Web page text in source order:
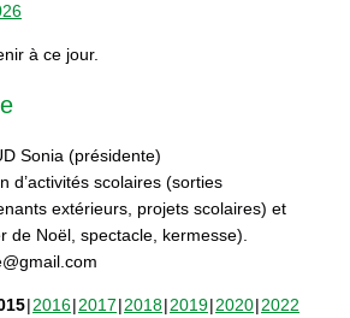
à ce jour.
Sonia (présidente)
d’activités scolaires (sorties
extérieurs, projets scolaires) et
de Noël, spectacle, kermesse).
2016 2017 2018 2019 2020 2022